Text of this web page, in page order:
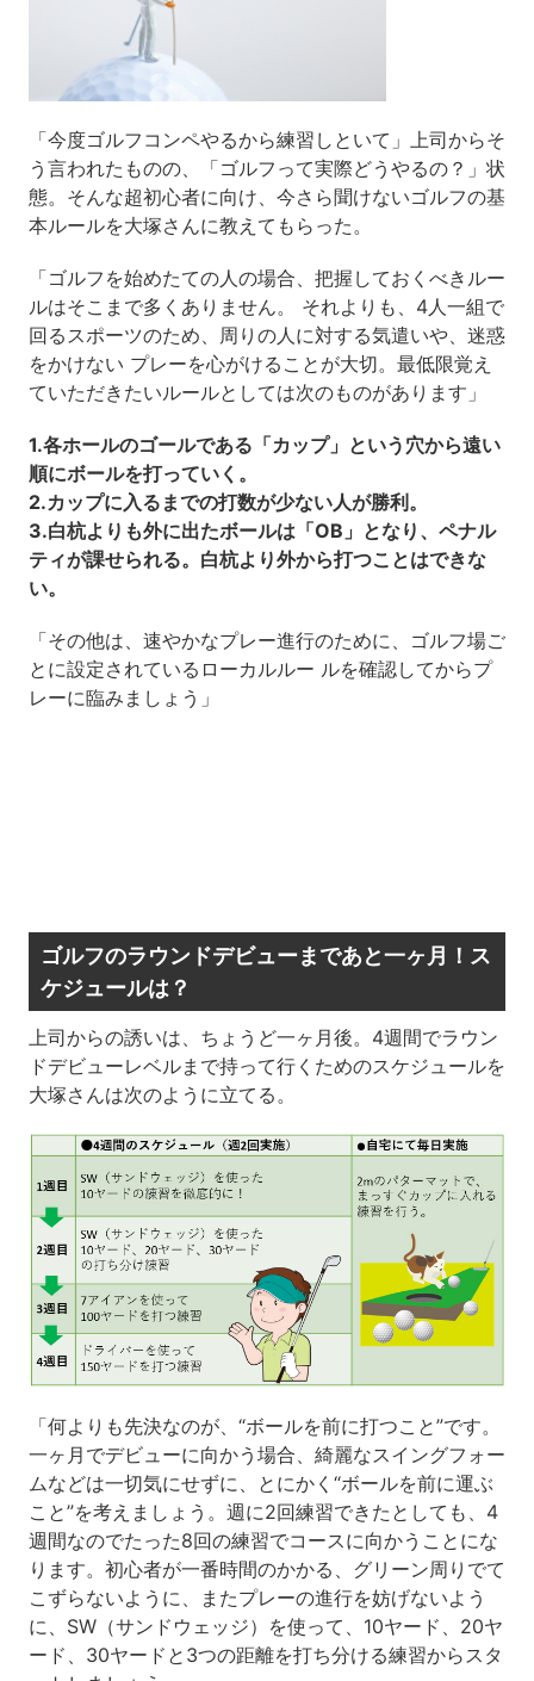
「今度ゴルフコンペやるから練習しといて」上司からそ
う言われたものの、「ゴルフって実際どうやるの？」状
態。そんな超初心者に向け、今さら聞けないゴルフの基
本ルールを大塚さんに教えてもらった。
「ゴルフを始めたての人の場合、把握しておくべきルー
ルはそこまで多くありません。 それよりも、4人一組で
回るスポーツのため、周りの人に対する気遣いや、迷惑
をかけない プレーを心がけることが大切。最低限覚え
ていただきたいルールとしては次のものがあります」
1.各ホールのゴールである「カップ」という穴から遠い
順にボールを打っていく。
2.カップに入るまでの打数が少ない人が勝利。
3.白杭よりも外に出たボールは「OB」となり、ペナル
ティが課せられる。白杭より外から打つことはできな
い。
「その他は、速やかなプレー進行のために、ゴルフ場ご
とに設定されているローカルルー ルを確認してからプ
レーに臨みましょう」
ゴルフのラウンドデビューまであと一ヶ月！ス
ケジュールは？
上司からの誘いは、ちょうど一ヶ月後。4週間でラウン
ドデビューレベルまで持って行くためのスケジュールを
大塚さんは次のように立てる。
「何よりも先決なのが、“ボールを前に打つこと”です。
一ヶ月でデビューに向かう場合、綺麗なスイングフォー
ムなどは一切気にせずに、とにかく“ボールを前に運ぶ
こと”を考えましょう。週に2回練習できたとしても、4
週間なのでたった8回の練習でコースに向かうことにな
ります。初心者が一番時間のかかる、グリーン周りでて
こずらないように、またプレーの進行を妨げないよう
に、SW（サンドウェッジ）を使って、10ヤード、20ヤ
ード、30ヤードと3つの距離を打ち分ける練習からスタ